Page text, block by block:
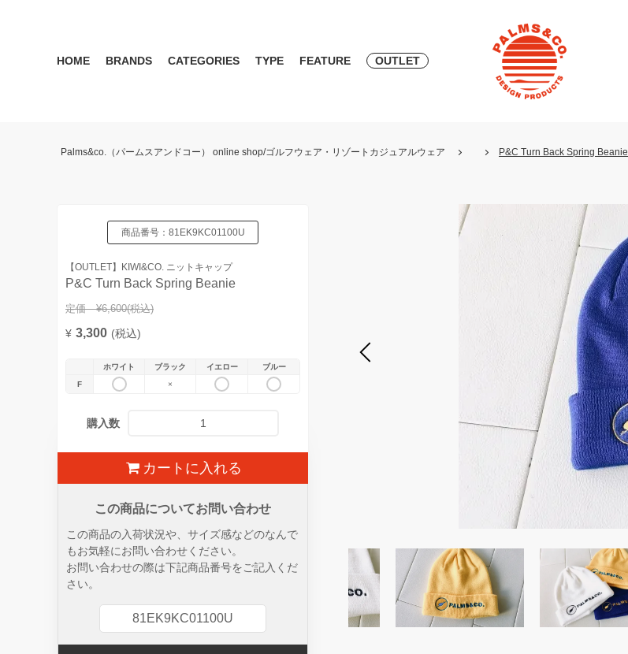
HOME BRANDS CATEGORIES TYPE FEATURE OUTLET
Palms&co.（パームスアンドコー） online shop/ゴルフウェア・リゾートカジュアルウェア P&C Turn Back Spring Beanie
商品番号： 81EK9KC01100U
【OUTLET】KIWI&CO. ニットキャップ
P&C Turn Back Spring Beanie
定価 ¥6,600(税込)
¥ 3,300 (税込)
ホワイト ブラック イエロー
ブルー
F
×
購入数
カートに入れる
この商品についてお問い合わせ
この商品の入荷状況や、サイズ感などのなんで
もお気軽にお問い合わせください。
お問い合わせの際は下記商品番号をご記入くだ
さい。
81EK9KC01100U